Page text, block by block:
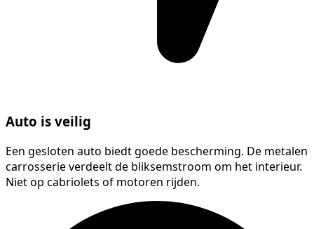
Auto is veilig
Een gesloten auto biedt goede bescherming. De metalen
carrosserie verdeelt de bliksemstroom om het interieur.
Niet op cabriolets of motoren rijden.